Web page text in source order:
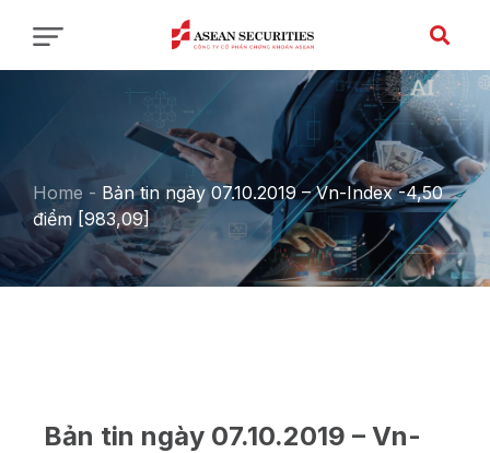
Home - Bản tin ngày 07.10.2019 – Vn-Index -4,50
điểm [983,09]
Bản tin ngày 07.10.2019 – Vn-